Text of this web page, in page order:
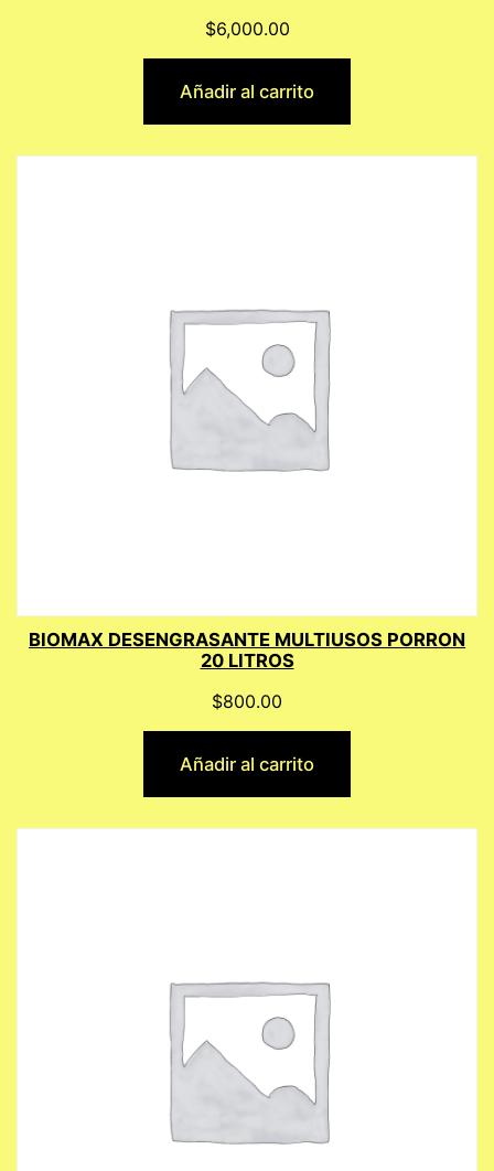
$6,000.00
Añadir al carrito
BIOMAX DESENGRASANTE MULTIUSOS PORRON
20 LITROS
$800.00
Añadir al carrito